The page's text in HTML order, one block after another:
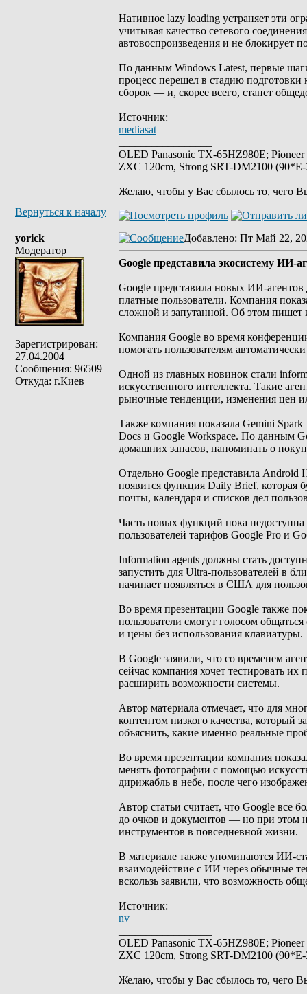
Нативное lazy loading устраняет эти
учитывая качество сетевого
автовоспроизведения и не блокирует
По данным Windows Latest, первые
процесс перешел в стадию
сборок — и, скорее всего, станет
Источник:
mediasat
OLED Panasonic TX-65HZ980E;
ZXC 120cm, Strong SRT-DM2100
Желаю, чтобы у Вас сбылось то, чего
Вернуться к началу
yorick
Модератор
Зарегистрирован:
27.04.2004
Сообщения: 96509
Откуда: г.Киев
Добавлено: Пт Май 22,
Google представила экосистему ИИ-
Google представила новых ИИ-
платные пользователи. Компания
сложной и запутанной. Об этом пишет
Компания Google во время
помогать пользователям
Одной из главных новинок стали
искусственного интеллекта. Такие
рыночные тенденции, изменения цен
Также компания показала Gemini
Docs и Google Workspace. По данным
домашних запасов, напоминать о
Отдельно Google представила
появится функция Daily Brief, которая
почты, календаря и списков дел
Часть новых функций пока недоступна
пользователей тарифов Google Pro и
Information agents должны стать
запустить для Ultra-пользователей в
начинает появляться в США для
Во время презентации Google также
пользователи смогут голосом
и цены без использования клавиатуры.
В Google заявили, что со временем
сейчас компания хочет тестировать
расширить возможности системы.
Автор материала отмечает, что для
контентом низкого качества, который
объяснить, какие именно реальные
Во время презентации компания
менять фотографии с помощью
дирижабль в небе, после чего
Автор статьи считает, что Google
до очков и документов — но при этом
инструментов в повседневной жизни.
В материале также упоминаются ИИ-
взаимодействие с ИИ через обычные
вскользь заявили, что возможность
Источник:
nv
OLED Panasonic TX-65HZ980E;
ZXC 120cm, Strong SRT-DM2100
Желаю, чтобы у Вас сбылось то, чего